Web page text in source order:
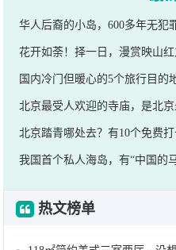
华人后裔的小岛，600多年无犯
花开如荼！择一日，漫赏映山红
国内冷门但暖心的5个旅行目的
北京最受人欢迎的寺庙，是北
北京踏青哪处去？有10个免费
我国首个私人海岛，有“中国的
热文榜单